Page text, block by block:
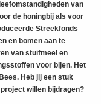
van
de honingbij als voor
Streekfonds
en bomen aan te
van stuifmeel en
voor bijen. Het
Heb jij een stuk
willen bijdragen?